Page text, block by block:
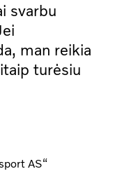
svarbu
man reikia
turėsiu
AS“